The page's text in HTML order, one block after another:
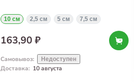
10 см 2,5 см 5 см 7,5 см
163,90 ₽
Самовывоз: Недоступен
Доставка: 10 августа